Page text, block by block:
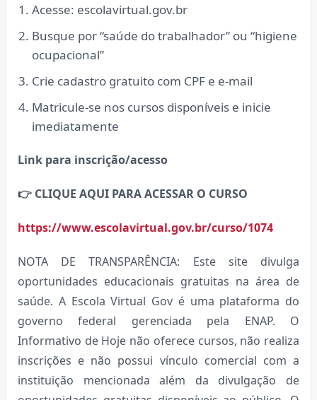
Acesse: escolavirtual.gov.br
Busque por “saúde do trabalhador” ou “higiene
ocupacional”
Crie cadastro gratuito com CPF e e-mail
Matricule-se nos cursos disponíveis e inicie
imediatamente
Link para inscrição/acesso
👉 CLIQUE AQUI PARA ACESSAR O CURSO
https://www.escolavirtual.gov.br/curso/1074
NOTA DE TRANSPARÊNCIA: Este site divulga
oportunidades educacionais gratuitas na área de
saúde. A Escola Virtual Gov é uma plataforma do
governo federal gerenciada pela ENAP. O
Informativo de Hoje não oferece cursos, não realiza
inscrições e não possui vínculo comercial com a
instituição mencionada além da divulgação de